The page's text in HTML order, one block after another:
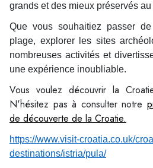
grands et des mieux préservés au
Que vous souhaitiez passer
plage, explorer les sites
nombreuses activités et
une expérience inoubliable.
Vous voulez découvrir la
N'hésitez pas à consulter notre
de découverte de la Croatie.
https://www.visit-croatia.co.uk/
destinations/istria/pula/